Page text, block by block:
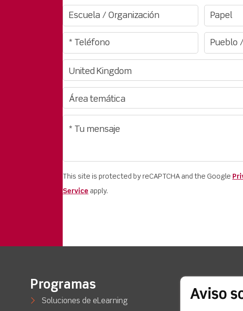
This site is protected by reCAPTCHA and the Google
Service apply.
Programas
Soluciones de eLearning Noticias
Aviso